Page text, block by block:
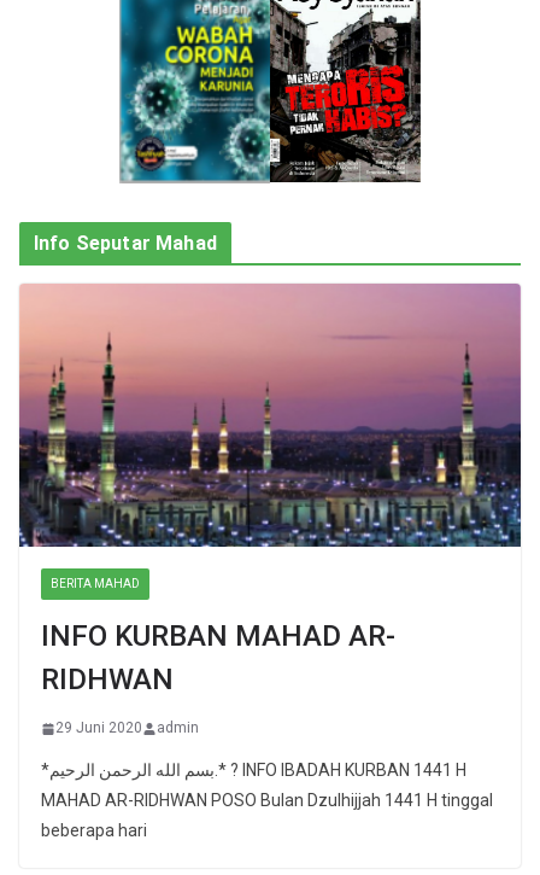
Info Seputar Mahad
BERITA MAHAD
INFO KURBAN MAHAD AR-
RIDHWAN
29 Juni 2020 admin
*بسم الله الرحمن الرحيم.* ? INFO IBADAH KURBAN 1441 H
MAHAD AR-RIDHWAN POSO Bulan Dzulhijjah 1441 H tinggal
beberapa hari